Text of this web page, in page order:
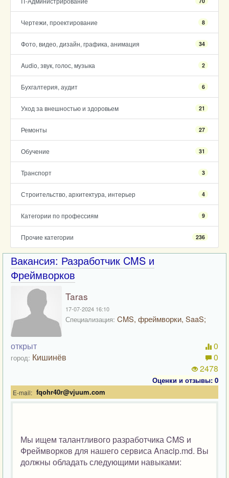
Чертежи, проектирование 8
Фото, видео, дизайн, графика, анимация 34
Audio, звук, голос, музыка 2
Бухгалтерия, аудит 6
Уход за внешностью и здоровьем 21
Ремонты 27
Обучение 31
Транспорт 3
Строительство, архитектура, интерьер 4
Категории по профессиям 9
Прочие категории 236
Вакансия: Разработчик CMS и
Фреймворков
Taras
17-07-2024 16:10
Специализация: CMS, фреймворки, SaaS;
открыт
город: Кишинёв
0
0
2478
Оценки и отзывы: 0
E-mail: fqohr40r@vjuum.com
Мы ищем талантливого разработчика CMS и
Фреймворков для нашего сервиса Anacip.md. Вы
должны обладать следующими навыками: